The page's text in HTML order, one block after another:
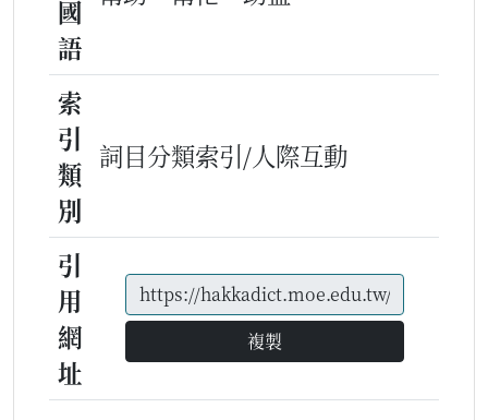
國
語
索
引
類
別
詞目分類索引/人際互動
引
用
網
址
複製